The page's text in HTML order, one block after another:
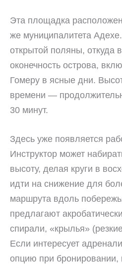
Эта площадка
же муниципалитета
открытой поляны, откуда
оконечность острова,
Гомеру в ясные дни.
времени —
30 минут.
Здесь уже появляется
Инструктор может
высоту, делая круги в
идти на снижение для
маршрута вдоль
предлагают
спирали, «крылья»
Если интересует
опцию при бронировании,